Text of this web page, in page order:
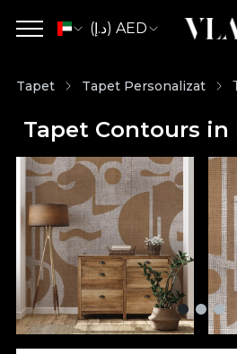
(د.إ) AED
Tapet Tapet Personalizat
Tapet Contours in